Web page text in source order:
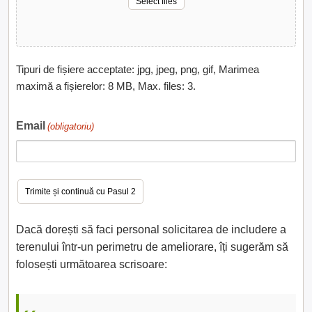
Tipuri de fișiere acceptate: jpg, jpeg, png, gif, Marimea
maximă a fișierelor: 8 MB, Max. files: 3.
Email (obligatoriu)
Dacă dorești să faci personal solicitarea de includere a
terenului într-un perimetru de ameliorare, îți sugerăm să
folosești următoarea scrisoare: